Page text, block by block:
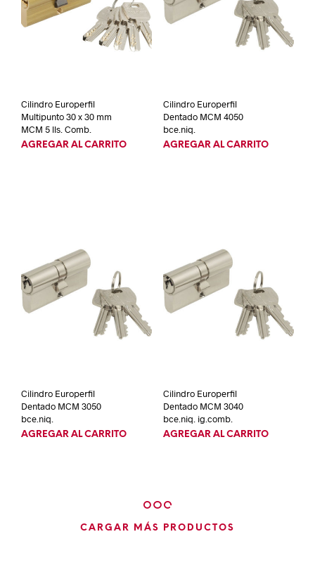
Cilindro Europerfil
Multipunto 30 x 30 mm
MCM 5 lls. Comb.
AGREGAR AL CARRITO
Cilindro Europerfil
Dentado MCM 4050
bce.niq.
AGREGAR AL CARRITO
Cilindro Europerfil
Dentado MCM 3050
bce.niq.
AGREGAR AL CARRITO
Cilindro Europerfil
Dentado MCM 3040
bce.niq. ig.comb.
AGREGAR AL CARRITO
CARGAR MÁS PRODUCTOS